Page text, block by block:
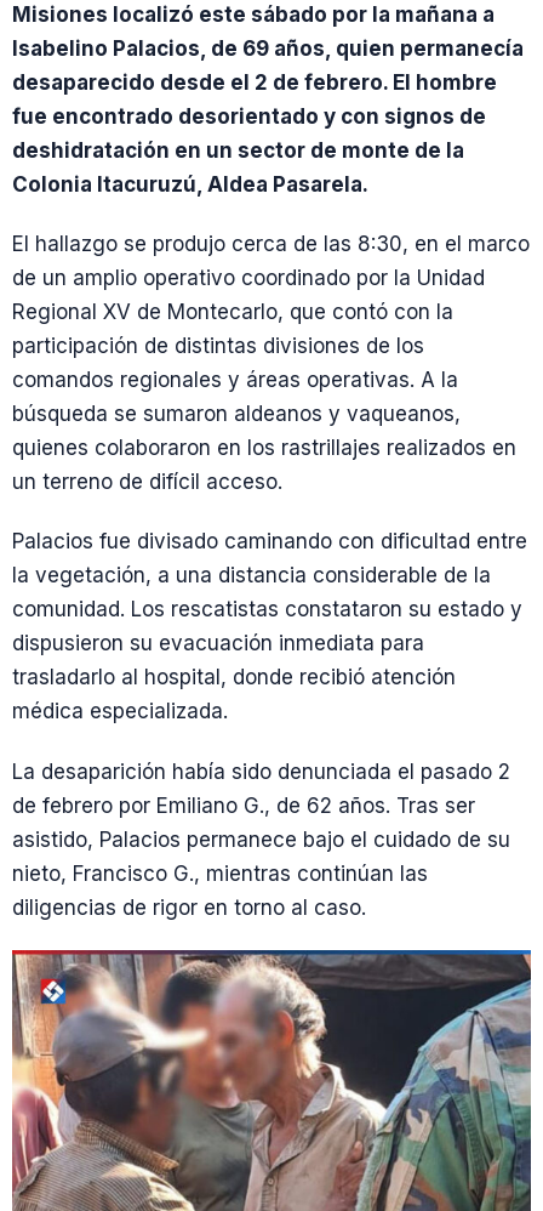
Misiones localizó este sábado por la mañana a
Isabelino Palacios, de 69 años, quien permanecía
desaparecido desde el 2 de febrero. El hombre
fue encontrado desorientado y con signos de
deshidratación en un sector de monte de la
Colonia Itacuruzú, Aldea Pasarela.
El hallazgo se produjo cerca de las 8:30, en el marco
de un amplio operativo coordinado por la Unidad
Regional XV de Montecarlo, que contó con la
participación de distintas divisiones de los
comandos regionales y áreas operativas. A la
búsqueda se sumaron aldeanos y vaqueanos,
quienes colaboraron en los rastrillajes realizados en
un terreno de difícil acceso.
Palacios fue divisado caminando con dificultad entre
la vegetación, a una distancia considerable de la
comunidad. Los rescatistas constataron su estado y
dispusieron su evacuación inmediata para
trasladarlo al hospital, donde recibió atención
médica especializada.
La desaparición había sido denunciada el pasado 2
de febrero por Emiliano G., de 62 años. Tras ser
asistido, Palacios permanece bajo el cuidado de su
nieto, Francisco G., mientras continúan las
diligencias de rigor en torno al caso.